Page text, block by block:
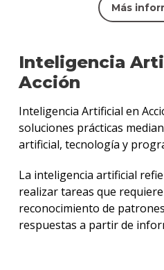
Más
Inteligencia
Acción
Inteligencia Artificial en
soluciones prácticas
artificial, tecnología y
La inteligencia artificial
realizar tareas que
reconocimiento de
respuestas a partir de